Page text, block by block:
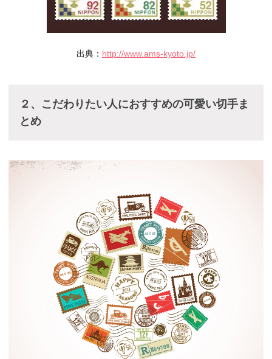
出典： http://www.ams-kyoto.jp/
２、こだわりたい人におすすめの可愛い切手ま
とめ